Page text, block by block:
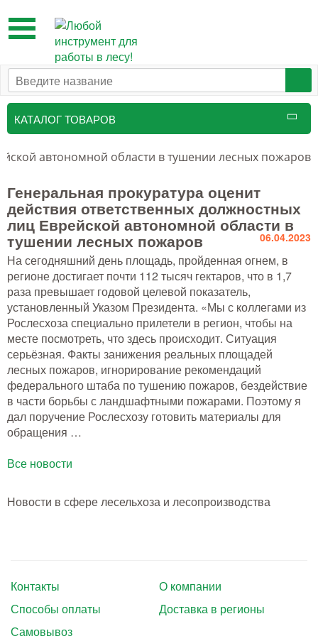
Toggle
navigation
КАТАЛОГ ТОВАРОВ
Таксационный инструмент
Бензоинструмент и
принадлежности
Инструмент лесоруба
Аншлаги противопожарные, панно
аренды, знаки
Тушение лесных пожаров
Одежда для работы в лесу
Снаряжение лесника и егеря
Лесовосстановление
Библиотека лесника
Снаряжение арбориста
автономной области в тушении лесных пожаров
Генеральная прокуратура оценит
действия ответственных должностных
лиц Еврейской автономной области в
тушении лесных пожаров 06.04.2023
На сегодняшний день площадь, пройденная огнем, в
регионе достигает почти 112 тысяч гектаров, что в 1,7
раза превышает годовой целевой показатель,
установленный Указом Президента. «Мы с коллегами из
Рослесхоза специально прилетели в регион, чтобы на
месте посмотреть, что здесь происходит. Ситуация
серьёзная. Факты занижения реальных площадей
лесных пожаров, игнорирование рекомендаций
федерального штаба по тушению пожаров, бездействие
в части борьбы с ландшафтными пожарами. Поэтому я
дал поручение Рослесхозу готовить материалы для
обращения …
Все новости
Новости в сфере лесельхоза и лесопроизводства
Контакты
О компании
Способы оплаты
Доставка в регионы
Самовывоз